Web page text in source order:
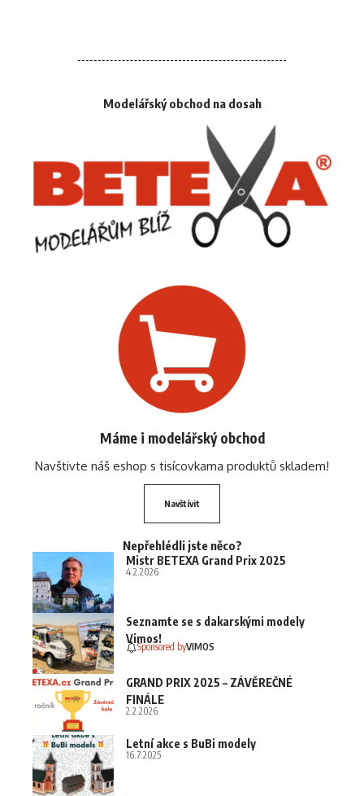
Modelářský obchod na dosah
Máme i modelářský obchod
Navštivte náš eshop s tisícovkama produktů skladem!
Navštívit
Nepřehlédli jste něco?
Mistr BETEXA Grand Prix 2025
4.2.2026
Seznamte se s dakarskými modely
Vimos!
Sponsored byVIMOS
GRAND PRIX 2025 – ZÁVĚREČNÉ
FINÁLE
2.2.2026
Letní akce s BuBi modely
16.7.2025